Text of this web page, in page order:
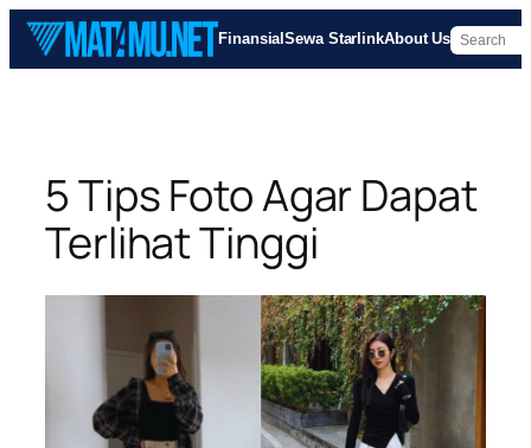
Skip
content
FinansialSewa StarlinkAbout Us
5 Tips Foto Agar Dapat
Terlihat Tinggi